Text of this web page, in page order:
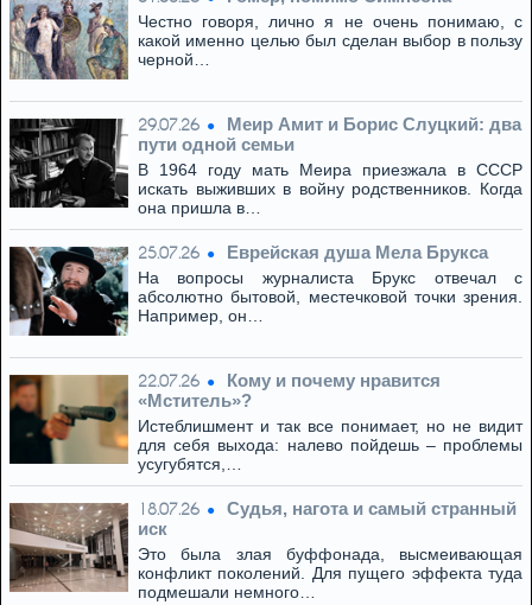
Честно говоря, лично я не очень понимаю, с
какой именно целью был сделан выбор в пользу
черной…
29.07.26
Меир Амит и Борис Слуцкий: два
пути одной семьи
В 1964 году мать Меира приезжала в СССР
искать выживших в войну родственников. Когда
она пришла в…
25.07.26 Eвpeйская душа Мела Брукса
На вопросы журналиста Брукс отвечал с
абсолютно бытовой, местечковой точки зрения.
Например, он…
22.07.26
Кому и почему нравится
«Мститель»?
Истеблишмент и так все понимает, но не видит
для себя выхода: налево пойдешь – проблемы
усугубятся,…
18.07.26
Cудья, нагота и самый странный
иск
Это была злая буффонада, высмеивающая
конфликт поколений. Для пущего эффекта туда
подмешали немного…